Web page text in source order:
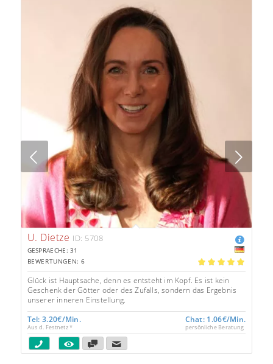
U. Dietze ID: 5708
GESPRAECHE: 31
5.00
BEWERTUNGEN: 6
Glück ist Hauptsache, denn es entsteht im Kopf. Es ist kein
Geschenk der Götter oder des Zufalls, sondern das Ergebnis
unserer inneren Einstellung.
Tel: 3.20€/Min.
Aus d. Festnetz *
Chat: 1.06€/Min.
persönliche Beratung
Next